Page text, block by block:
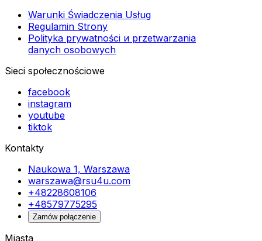
Warunki Świadczenia Usług
Regulamin Strony
Polityka prywatności и przetwarzania
danych osobowych
Sieci społecznościowe
facebook
instagram
youtube
tiktok
Kontakty
Naukowa 1, Warszawa
warszawa@rsu4u.com
+48228608106
+48579775295
Zamów połączenie
Miasta